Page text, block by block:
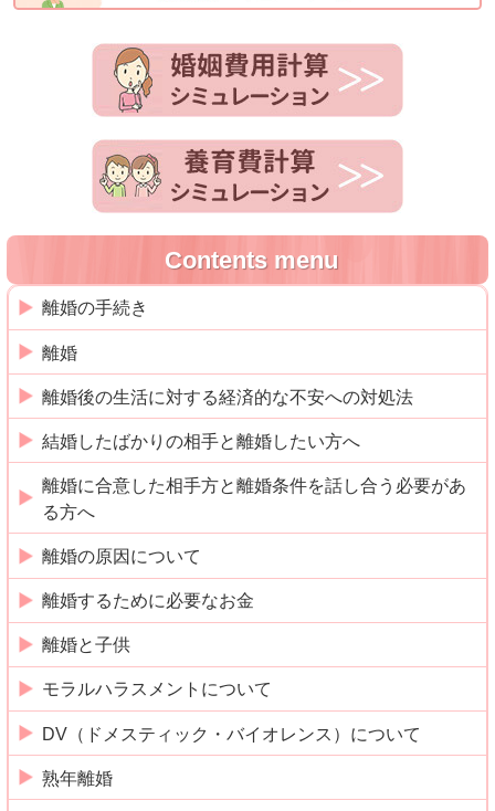
Contents menu
離婚の手続き
離婚
離婚後の生活に対する経済的な不安への対処法
結婚したばかりの相手と離婚したい方へ
離婚に合意した相手方と離婚条件を話し合う必要があ
る方へ
離婚の原因について
離婚するために必要なお金
離婚と子供
モラルハラスメントについて
DV（ドメスティック・バイオレンス）について
熟年離婚